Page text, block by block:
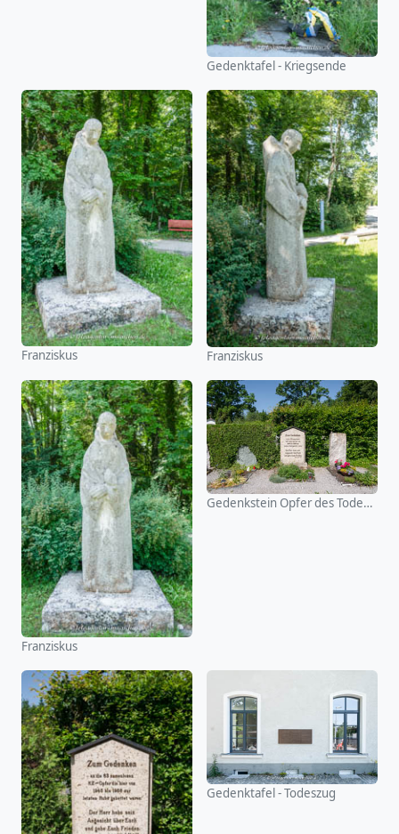
Gedenktafel - Kriegsende
Franziskus Franziskus
Franziskus
Gedenkstein Opfer des Todeszuges
Gedenktafel - Todeszug